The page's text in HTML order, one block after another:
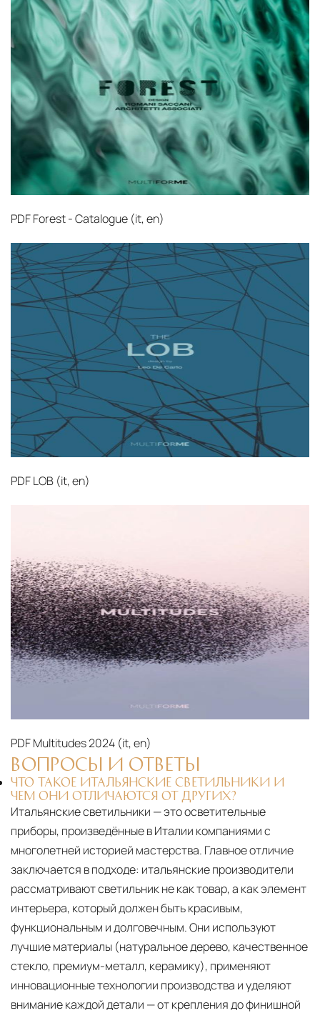
PDFForest - Catalogue (it, en)‎
PDFLOB (it, en)‎
PDFMultitudes 2024 (it, en)‎
ВОПРОСЫ И ОТВЕТЫ
ЧТО ТАКОЕ ИТАЛЬЯНСКИЕ СВЕТИЛЬНИКИ И
ЧЕМ ОНИ ОТЛИЧАЮТСЯ ОТ ДРУГИХ?
Итальянские светильники — это осветительные
приборы, произведённые в Италии компаниями с
многолетней историей мастерства. Главное отличие
заключается в подходе: итальянские производители
рассматривают светильник не как товар, а как элемент
интерьера, который должен быть красивым,
функциональным и долговечным. Они используют
лучшие материалы (натуральное дерево, качественное
стекло, премиум-металл, керамику), применяют
инновационные технологии производства и уделяют
внимание каждой детали — от крепления до финишной